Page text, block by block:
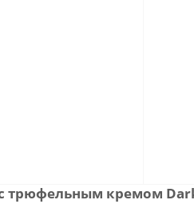
кремом Dark